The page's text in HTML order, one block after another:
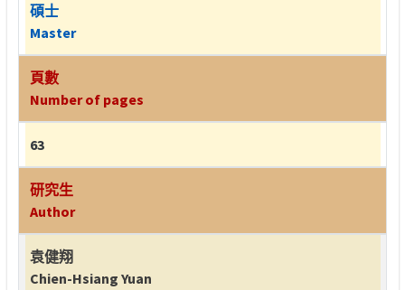
碩士
Master
頁數
Number of pages
63
研究生
Author
袁健翔
Chien-Hsiang Yuan